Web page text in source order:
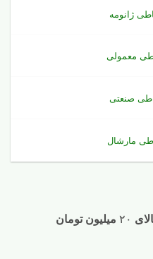
ژانومه
معمولی
صنعتی
مارشال
میلیون تومان